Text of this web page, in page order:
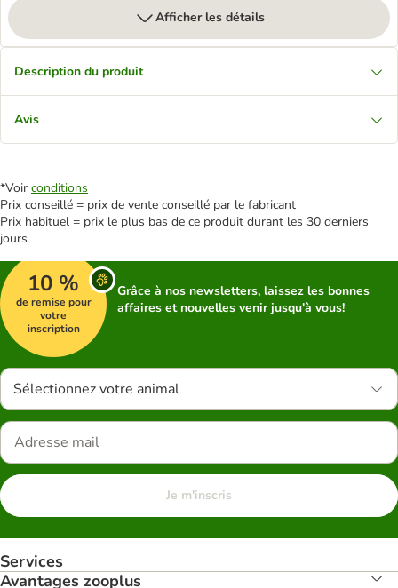
Afficher les détails
Description du produit
Avis
*Voir conditions
Prix conseillé = prix de vente conseillé par le fabricant
Prix habituel = prix le plus bas de ce produit durant les 30 derniers
jours
10 %
de remise pour
votre
inscription
Grâce à nos newsletters, laissez les bonnes
affaires et nouvelles venir jusqu'à vous!
Sélectionnez votre animal
Je m'inscris
Services
Avantages zooplus